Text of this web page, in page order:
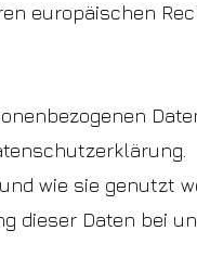
europäischen
wie sie genutzt
dieser Daten bei